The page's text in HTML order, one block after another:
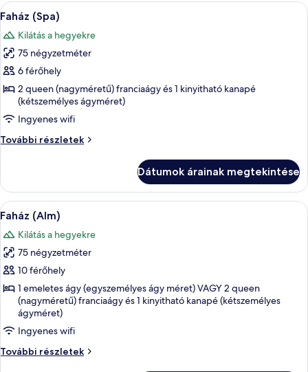
A
következő
szoba
összes
képének
megtekintése:
Faház
(Spa)
Egy praktikus, kis méretű konyha,
4
Faház (Spa)
Kilátás a hegyekre
75 négyzetméter
6 férőhely
2 queen (nagyméretű) franciaágy és 1 kinyitható kanapé
(kétszemélyes ágyméret)
Ingyenes wifi
További részletek
Faház
Dátumok árainak megtekintése
A
következő
szoba
összes
képének
megtekintése:
Faház
(Alm)
Egy modern nappali, melyben piros
4
Faház (Alm)
Kilátás a hegyekre
75 négyzetméter
10 férőhely
1 emeletes ágy (egyszemélyes ágy méret) VAGY 2 queen
(nagyméretű) franciaágy és 1 kinyitható kanapé (kétszemélyes
ágyméret)
Ingyenes wifi
További részletek
Faház